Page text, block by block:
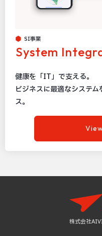
SI事業
System
健康を「IT」で支える。
ビジネスに最適なシステ
ス。
株式会社